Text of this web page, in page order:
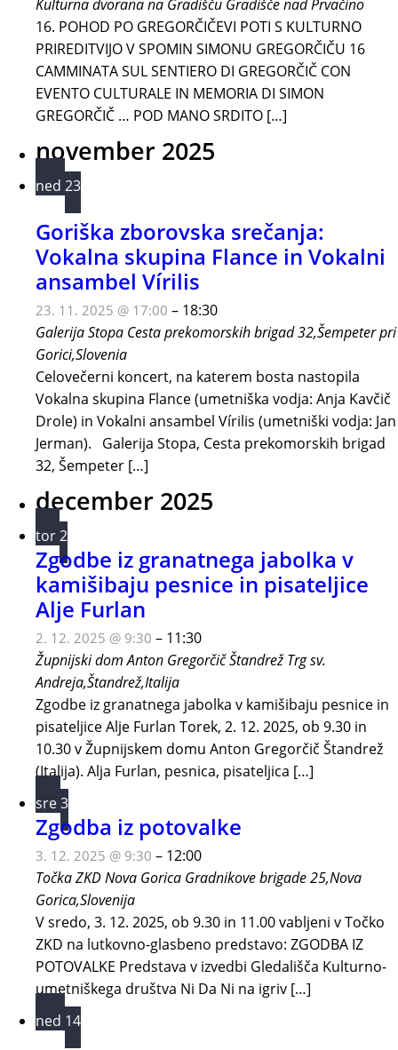
Kulturna dvorana na Gradišču Gradišče nad Prvačino
16. POHOD PO GREGORČIČEVI POTI S KULTURNO
PRIREDITVIJO V SPOMIN SIMONU GREGORČIČU 16
CAMMINATA SUL SENTIERO DI GREGORČIČ CON
EVENTO CULTURALE IN MEMORIA DI SIMON
GREGORČIČ … POD MANO SRDITO […]
november 2025
ned 23
Goriška zborovska srečanja:
Vokalna skupina Flance in Vokalni
ansambel Vírilis
23. 11. 2025 @ 17:00 – 18:30
Galerija Stopa Cesta prekomorskih brigad 32,Šempeter pri
Gorici,Slovenia
Celovečerni koncert, na katerem bosta nastopila
Vokalna skupina Flance (umetniška vodja: Anja Kavčič
Drole) in Vokalni ansambel Vírilis (umetniški vodja: Jan
Jerman). Galerija Stopa, Cesta prekomorskih brigad
32, Šempeter […]
december 2025
tor2
Zgodbe iz granatnega jabolka v
kamišibaju pesnice in pisateljice
Alje Furlan
2. 12. 2025 @ 9:30 – 11:30
Župnijski dom Anton Gregorčič ŠtandrežTrg sv.
Andreja,Štandrež,Italija
Zgodbe iz granatnega jabolka v kamišibaju pesnice in
pisateljice Alje Furlan Torek, 2. 12. 2025, ob 9.30 in
10.30 v Župnijskem domu Anton Gregorčič Štandrež
(Italija). Alja Furlan, pesnica, pisateljica […]
sre3
Zgodba iz potovalke
3. 12. 2025 @ 9:30 – 12:00
Točka ZKD Nova Gorica Gradnikove brigade 25,Nova
Gorica,Slovenija
V sredo, 3. 12. 2025, ob 9.30 in 11.00 vabljeni v Točko
ZKD na lutkovno-glasbeno predstavo: ZGODBA IZ
POTOVALKE Predstava v izvedbi Gledališča Kulturno-
umetniškega društva Ni Da Ni na igriv […]
ned 14